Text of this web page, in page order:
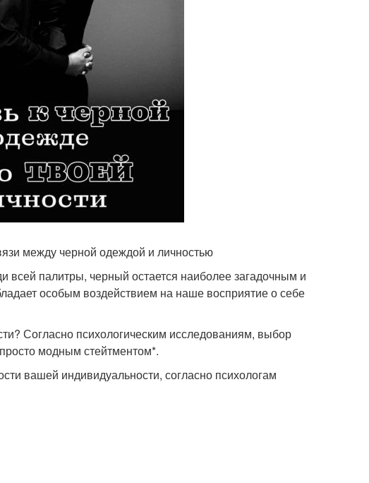
между черной одеждой и личностью
палитры, черный остается наиболее загадочным и
особым воздействием на наше восприятие о себе
Согласно психологическим исследованиям, выбор
модным стейтментом*.
вашей индивидуальности, согласно психологам